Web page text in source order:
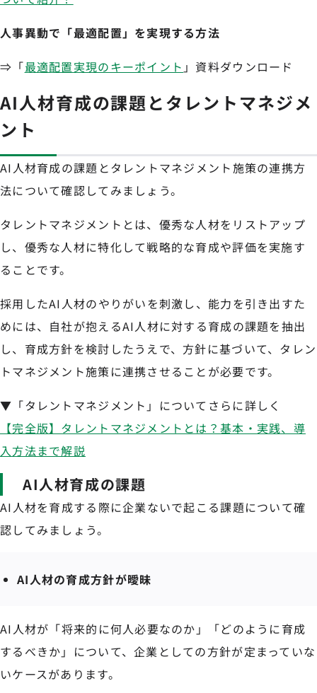
人事異動で「最適配置」を実現する方法
⇒「最適配置実現のキーポイント 」資料ダウンロード
AI人材育成の課題とタレントマネジメ
ント
AI人材育成の課題とタレントマネジメント施策の連携方
法について確認してみましょう。
タレントマネジメントとは、優秀な人材をリストアップ
し、優秀な人材に特化して戦略的な育成や評価を実施す
ることです。
採用したAI人材のやりがいを刺激し、能力を引き出すた
めには、自社が抱えるAI人材に対する育成の課題を抽出
し、育成方針を検討したうえで、方針に基づいて、タレン
トマネジメント施策に連携させることが必要です。
▼「タレントマネジメント」についてさらに詳しく
【完全版】タレントマネジメントとは？基本・実践、導
入方法まで解説
AI人材育成の課題
AI人材を育成する際に企業ないで起こる課題について確
認してみましょう。
AI人材の育成方針が曖昧
AI人材が「将来的に何人必要なのか」「どのように育成
するべきか」について、企業としての方針が定まっていな
いケースがあります。